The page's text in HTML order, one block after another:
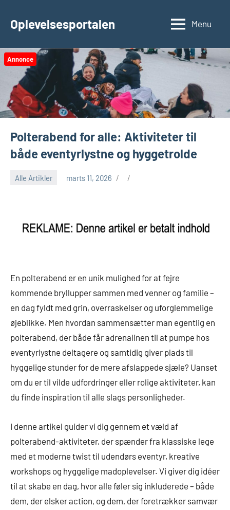
Oplevelsesportalen Menu
Annonce
Polterabend for alle: Aktiviteter til
både eventyrlystne og hyggetrolde
Alle Artikler marts 11, 2026
En polterabend er en unik mulighed for at fejre
kommende bryllupper sammen med venner og familie –
en dag fyldt med grin, overraskelser og uforglemmelige
øjeblikke. Men hvordan sammensætter man egentlig en
polterabend, der både får adrenalinen til at pumpe hos
eventyrlystne deltagere og samtidig giver plads til
hyggelige stunder for de mere afslappede sjæle? Uanset
om du er til vilde udfordringer eller rolige aktiviteter, kan
du finde inspiration til alle slags personligheder.
I denne artikel guider vi dig gennem et væld af
polterabend-aktiviteter, der spænder fra klassiske lege
med et moderne twist til udendørs eventyr, kreative
workshops og hyggelige madoplevelser. Vi giver dig idéer
til at skabe en dag, hvor alle føler sig inkluderede – både
dem, der elsker action, og dem, der foretrækker samvær